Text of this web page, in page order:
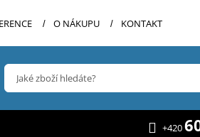
O NÁKUPU KONTAKT
+420